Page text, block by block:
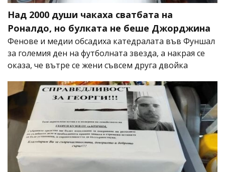
Над 2000 души чакаха сватбата на
Роналдо, но булката не беше Джорджина
Фенове и медии обсадиха катедралата във Фуншал
за големия ден на футболната звезда, а накрая се
оказа, че вътре се жени съвсем друга двойка